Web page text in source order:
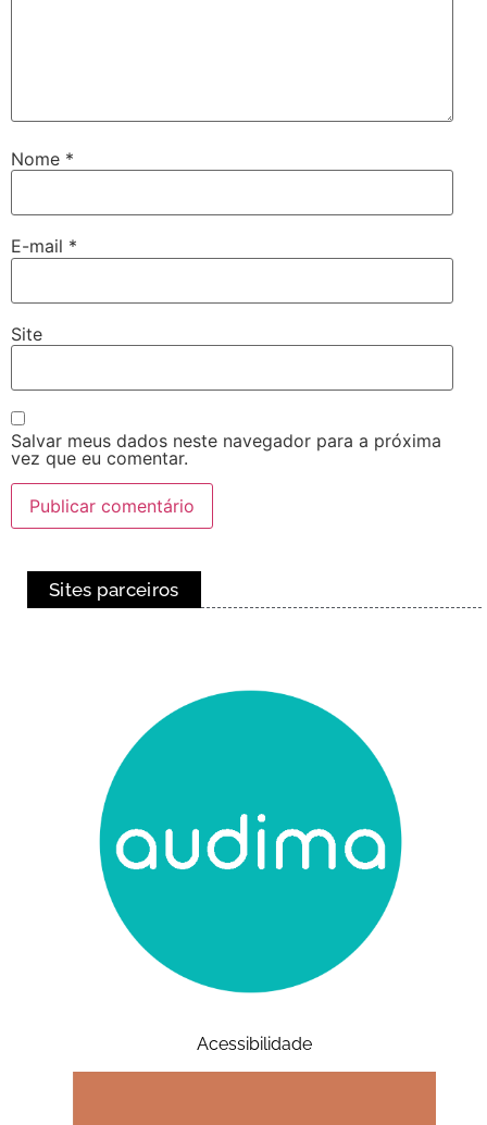
Nome *
E-mail *
Site
Salvar meus dados neste navegador para a próxima
vez que eu comentar.
Sites parceiros
Acessibilidade